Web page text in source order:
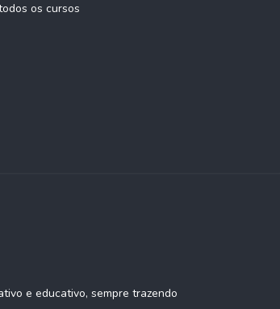
os cursos
e educativo, sempre trazendo